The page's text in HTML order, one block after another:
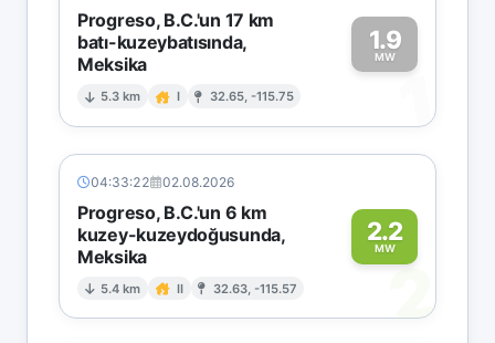
Progreso, B.C.'un 17 km
batı-kuzeybatısında,
Meksika
5.3 km I 32.65, -115.75
1.9
MW
1
04:33:22 02.08.2026
Progreso, B.C.'un 6 km
kuzey-kuzeydoğusunda,
Meksika
5.4 km II 32.63, -115.57
2.2
MW
2